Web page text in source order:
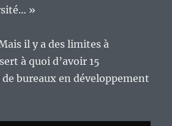
»
il y a des limites à
à quoi d’avoir 15
bureaux en développement